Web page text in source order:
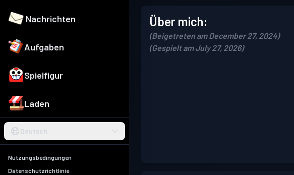
Nachrichten
Aufgaben
Spielfigur
Laden
Deutsch
Nutzungsbedingungen
Datenschutzrichtlinie
Über mich:
(Beigetreten am December 27, 2024)
(Gespielt am July 27, 2026)